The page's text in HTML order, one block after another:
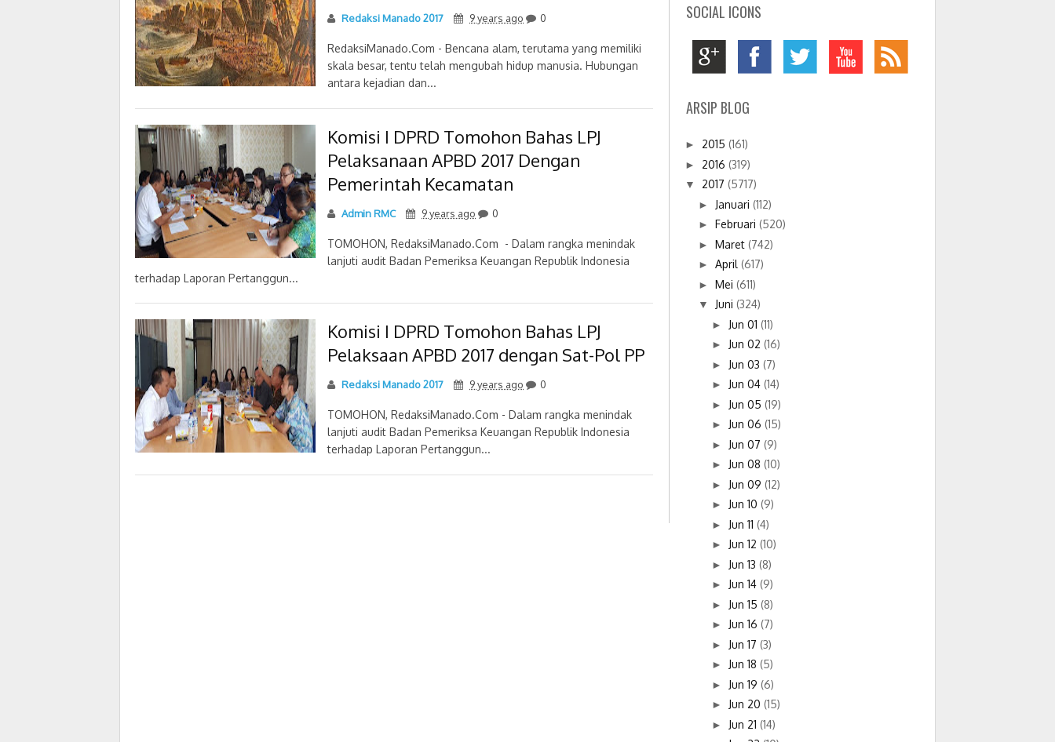
Redaksi Manado 2017 9 years ago 0
RedaksiManado.Com - Bencana alam, terutama yang memiliki
skala besar, tentu telah mengubah hidup manusia. Hubungan
antara kejadian dan...
Komisi I DPRD Tomohon Bahas LPJ
Pelaksanaan APBD 2017 Dengan
Pemerintah Kecamatan
Admin RMC 9 years ago 0
TOMOHON, RedaksiManado.Com - Dalam rangka menindak
lanjuti audit Badan Pemeriksa Keuangan Republik Indonesia
terhadap Laporan Pertanggun...
Komisi I DPRD Tomohon Bahas LPJ
Pelaksaan APBD 2017 dengan Sat-Pol PP
Redaksi Manado 2017 9 years ago 0
TOMOHON, RedaksiManado.Com - Dalam rangka menindak
lanjuti audit Badan Pemeriksa Keuangan Republik Indonesia
terhadap Laporan Pertanggun...
SOCIAL ICONS
ARSIP BLOG
► 2015 (161)
► 2016 (319)
▼ 2017 (5717)
► Januari (112)
► Februari (520)
► Maret (742)
► April (617)
► Mei (611)
▼ Juni (324)
► Jun 01 (11)
► Jun 02 (16)
► Jun 03 (7)
► Jun 04 (14)
► Jun 05 (19)
► Jun 06 (15)
► Jun 07 (9)
► Jun 08 (10)
► Jun 09 (12)
► Jun 10 (9)
► Jun 11 (4)
► Jun 12 (10)
► Jun 13 (8)
► Jun 14 (9)
► Jun 15 (8)
► Jun 16 (7)
► Jun 17 (3)
► Jun 18 (5)
► Jun 19 (6)
► Jun 20 (15)
► Jun 21 (14)